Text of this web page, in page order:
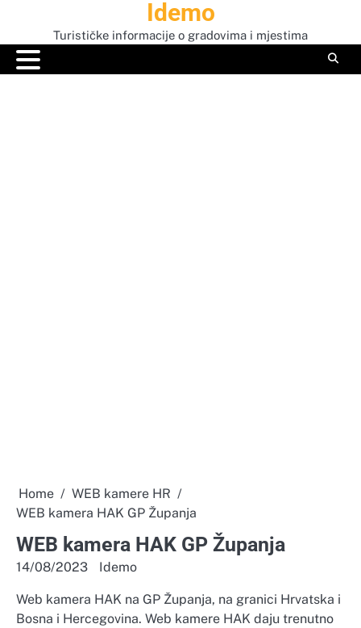
content
Idemo
Turističke informacije o gradovima i mjestima
Home
WEB kamere HR
WEB kamera HAK GP Županja
WEB kamera HAK GP Županja
14/08/2023 Idemo
Web kamera HAK na GP Županja, na granici Hrvatska i
Bosna i Hercegovina. Web kamere HAK daju trenutno